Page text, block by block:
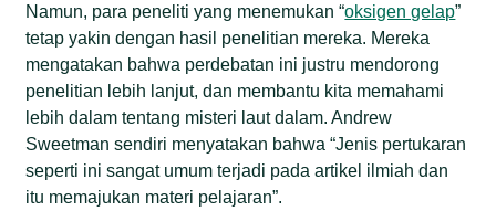
Namun, para peneliti yang menemukan “oksigen gelap”
tetap yakin dengan hasil penelitian mereka. Mereka
mengatakan bahwa perdebatan ini justru mendorong
penelitian lebih lanjut, dan membantu kita memahami
lebih dalam tentang misteri laut dalam. Andrew
Sweetman sendiri menyatakan bahwa “Jenis pertukaran
seperti ini sangat umum terjadi pada artikel ilmiah dan
itu memajukan materi pelajaran”.